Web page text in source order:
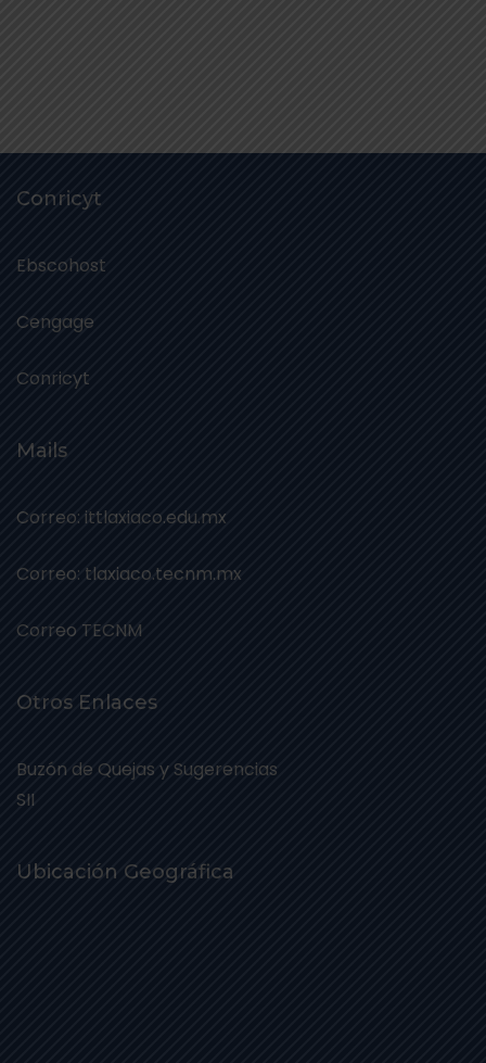
Conricyt
Ebscohost
Cengage
Conricyt
Mails
Correo: ittlaxiaco.edu.mx
Correo: tlaxiaco.tecnm.mx
Correo TECNM
Otros Enlaces
Buzón de Quejas y Sugerencias
SII
Ubicación Geográfica